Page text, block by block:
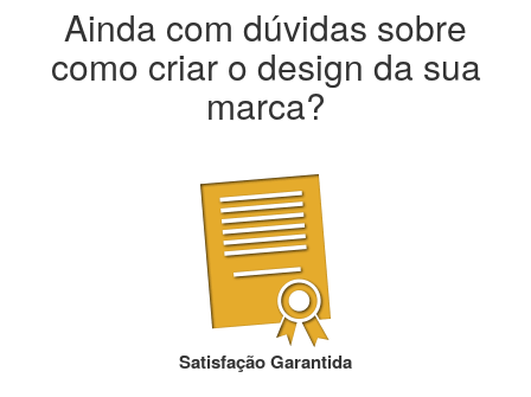
Ainda com dúvidas sobre
como criar o design da sua
marca?
Satisfação Garantida